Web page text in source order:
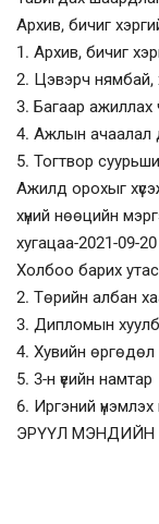
Шилэн данс
Авлига-110
Архив, бичиг
1. Архив, бичиг
2. Цэвэрч нямбай,
3. Багаар ажиллах
4. Ажлын ачаалал
5. Тогтвор
Ажилд орохыг хүсэж
хүний нөөцийн
хугацаа-2021-09-20
Холбоо барих
2. Төрийн албан
3. Дипломын
4. Хувийн өргөдөл
5. 3-н үеийн намтар
6. Иргэний
ЭРҮҮЛ МЭНДИЙН